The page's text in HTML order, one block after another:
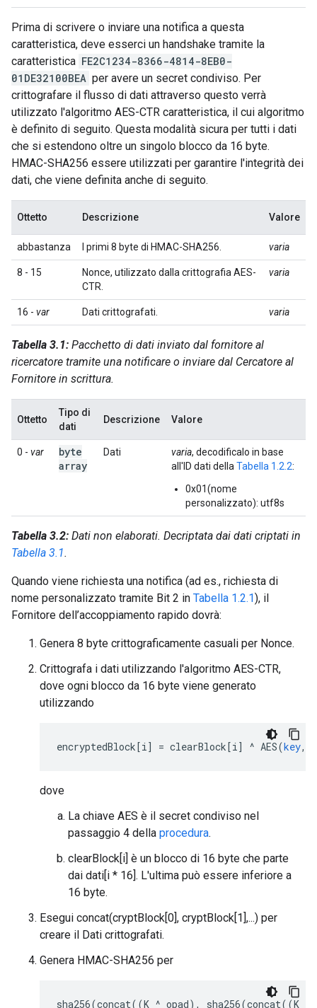
Prima di scrivere o inviare una notifica a questa
caratteristica, deve esserci un handshake tramite la
caratteristica FE2C1234-8366-4814-8EB0-
01DE32100BEA per avere un secret condiviso. Per
crittografare il flusso di dati attraverso questo verrà
utilizzato l'algoritmo AES-CTR caratteristica, il cui algoritmo
è definito di seguito. Questa modalità sicura per tutti i dati
che si estendono oltre un singolo blocco da 16 byte.
HMAC-SHA256 essere utilizzati per garantire l'integrità dei
dati, che viene definita anche di seguito.
Ottetto Descrizione Valore
abbastanza I primi 8 byte di HMAC-SHA256. varia
8 - 15
Nonce, utilizzato dalla crittografia AES-
CTR.
varia
16 - var Dati crittografati. varia
Tabella 3.1: Pacchetto di dati inviato dal fornitore al
ricercatore tramite una notificare o inviare dal Cercatore al
Fornitore in scrittura.
Ottetto
Tipo di
dati
Descrizione Valore
0 - var
byte
array
Dati varia, decodificalo in base
all'ID dati della Tabella 1.2.2:
0x01(nome
personalizzato): utf8s
Tabella 3.2: Dati non elaborati. Decriptata dai dati criptati in
Tabella 3.1.
Quando viene richiesta una notifica (ad es., richiesta di
nome personalizzato tramite Bit 2 in Tabella 1.2.1), il
Fornitore dell’accoppiamento rapido dovrà:
Genera 8 byte crittograficamente casuali per Nonce.
Crittografa i dati utilizzando l'algoritmo AES-CTR,
dove ogni blocco da 16 byte viene generato
utilizzando
encryptedBlock[i] = clearBlock[i] ^ AES(key,
dove
La chiave AES è il secret condiviso nel
passaggio 4 della procedura.
clearBlock[i] è un blocco di 16 byte che parte
dai dati[i * 16]. L'ultima può essere inferiore a
16 byte.
Esegui concat(cryptBlock[0], cryptBlock[1],...) per
creare il Dati crittografati.
Genera HMAC-SHA256 per